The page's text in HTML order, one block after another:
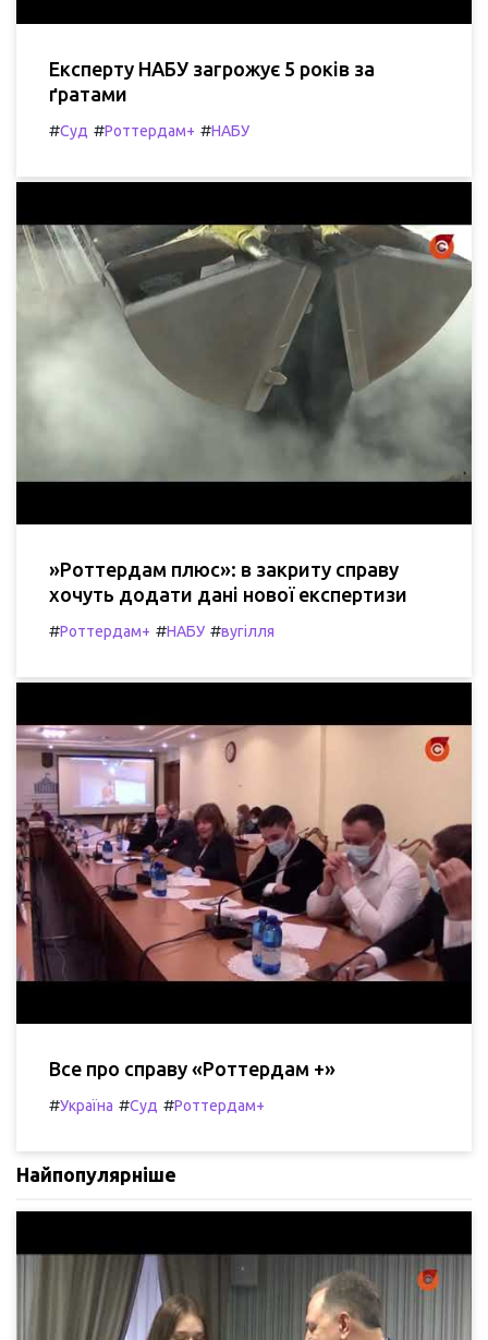
Експерту НАБУ загрожує 5 років за
ґратами
#Суд #Роттердам+ #НАБУ
»Роттердам плюс»: в закриту справу
хочуть додати дані нової експертизи
#Роттердам+ #НАБУ #вугілля
Все про справу «Роттердам +»
#Україна #Суд #Роттердам+
Найпопулярніше